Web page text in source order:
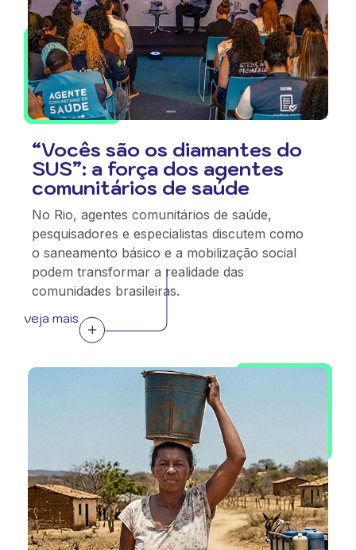
“Vocês são os diamantes do
SUS”: a força dos agentes
comunitários de saúde
No Rio, agentes comunitários de saúde,
pesquisadores e especialistas discutem como
o saneamento básico e a mobilização social
podem transformar a realidade das
comunidades brasileiras.
veja mais